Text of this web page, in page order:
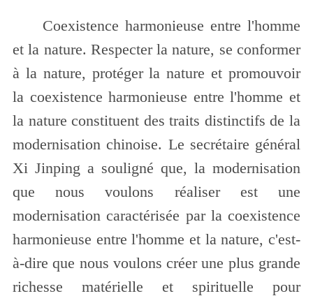
Coexistence harmonieuse entre l'homme
et la nature. Respecter la nature, se conformer
à la nature, protéger la nature et promouvoir
la coexistence harmonieuse entre l'homme et
la nature constituent des traits distinctifs de la
modernisation chinoise. Le secrétaire général
Xi Jinping a souligné que, la modernisation
que nous voulons réaliser est une
modernisation caractérisée par la coexistence
harmonieuse entre l'homme et la nature, c'est-
à-dire que nous voulons créer une plus grande
richesse matérielle et spirituelle pour